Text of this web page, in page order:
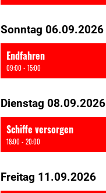
Sonntag 06.09.2026
Endfahren
09:00 - 15:00
Dienstag 08.09.2026
Schiffe versorgen
18:00 - 20:00
Freitag 11.09.2026